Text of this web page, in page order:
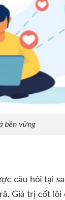
bền vững
câu hỏi tại
Giá trị cốt lõi